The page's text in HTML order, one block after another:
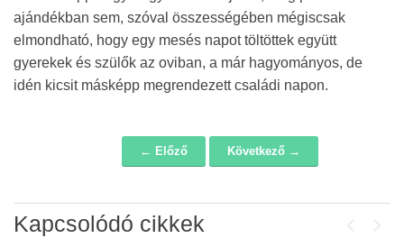
ajándékban sem, szóval összességében mégiscsak
elmondható, hogy egy mesés napot töltöttek együtt
gyerekek és szülők az oviban, a már hagyományos, de
idén kicsit másképp megrendezett családi napon.
← Előző Következő →
Kapcsolódó cikkek